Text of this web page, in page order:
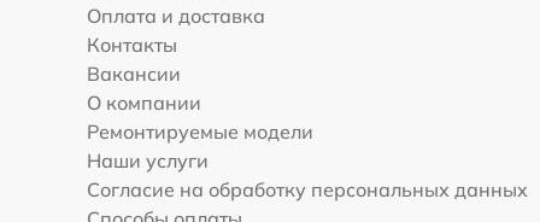
Оплата и доставка
Контакты
Вакансии
О компании
Ремонтируемые модели
Наши услуги
Согласие на обработку персональных данных